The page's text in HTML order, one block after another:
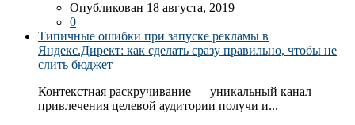
Опубликован 18 августа, 2019
0
Типичные ошибки при запуске рекламы в
Яндекс.Директ: как сделать сразу правильно, чтобы не
слить бюджет
Контекстная раскручивание — уникальный канал
привлечения целевой аудитории получи и...